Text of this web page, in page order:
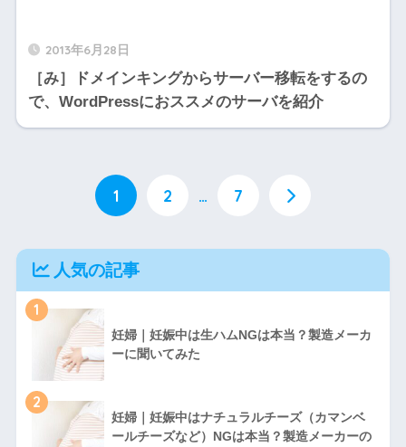
2013年6月28日
［み］ドメインキングからサーバー移転をするの
で、WordPressにおススメのサーバを紹介
1 2 … 7
人気の記事
1
妊婦｜妊娠中は生ハムNGは本当？製造メーカ
ーに聞いてみた
2
妊婦｜妊娠中はナチュラルチーズ（カマンベ
ールチーズなど）NGは本当？製造メーカーの